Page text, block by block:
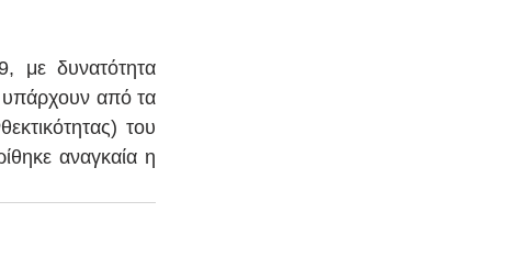
με δυνατότητα
από τα
του
αναγκαία η